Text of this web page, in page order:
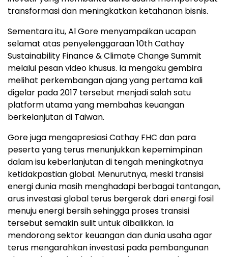
transformasi dan meningkatkan ketahanan bisnis.
Sementara itu, Al Gore menyampaikan ucapan
selamat atas penyelenggaraan 10th Cathay
Sustainability Finance & Climate Change Summit
melalui pesan video khusus. Ia mengaku gembira
melihat perkembangan ajang yang pertama kali
digelar pada 2017 tersebut menjadi salah satu
platform utama yang membahas keuangan
berkelanjutan di Taiwan.
Gore juga mengapresiasi Cathay FHC dan para
peserta yang terus menunjukkan kepemimpinan
dalam isu keberlanjutan di tengah meningkatnya
ketidakpastian global. Menurutnya, meski transisi
energi dunia masih menghadapi berbagai tantangan,
arus investasi global terus bergerak dari energi fosil
menuju energi bersih sehingga proses transisi
tersebut semakin sulit untuk dibalikkan. Ia
mendorong sektor keuangan dan dunia usaha agar
terus mengarahkan investasi pada pembangunan